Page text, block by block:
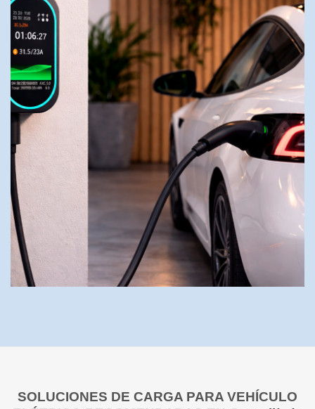
SOLUCIONES DE CARGA PARA VEHÍCULO